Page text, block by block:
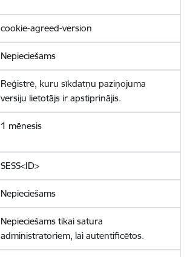
cookie-agreed-version
Nepieciešams
Reģistrē, kuru sīkdatņu paziņojuma
versiju lietotājs ir apstiprinājis.
1 mēnesis
SESS<ID>
Nepieciešams
Nepieciešams tikai satura
administratoriem, lai autentificētos.